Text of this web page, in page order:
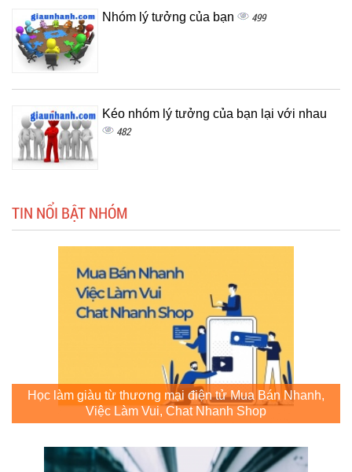
Nhóm lý tưởng của bạn 499
Kéo nhóm lý tưởng của bạn lại với nhau
482
TIN NỔI BẬT NHÓM
Học làm giàu từ thương mại điện tử Mua Bán Nhanh,
Việc Làm Vui, Chat Nhanh Shop